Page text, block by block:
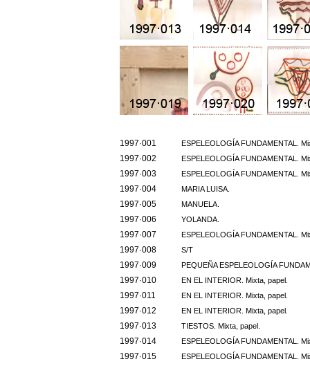
1997·001 ESPELEOLOGÍA FUNDAMENTAL.
1997·002 ESPELEOLOGÍA FUNDAMENTAL.
1997·003 ESPELEOLOGÍA FUNDAMENTAL.
1997·004 MARIA LUISA.
1997·005 MANUELA.
1997·006 YOLANDA.
1997·007 ESPELEOLOGÍA FUNDAMENTAL.
1997·008 S/T
1997·009 PEQUEÑA ESPELEOLOGÍA
1997·010 EN EL INTERIOR. Mixta, papel.
1997·011 EN EL INTERIOR. Mixta, papel.
1997·012 EN EL INTERIOR. Mixta, papel.
1997·013 TIESTOS. Mixta, papel.
1997·014 ESPELEOLOGÍA FUNDAMENTAL.
1997·015 ESPELEOLOGÍA FUNDAMENTAL.